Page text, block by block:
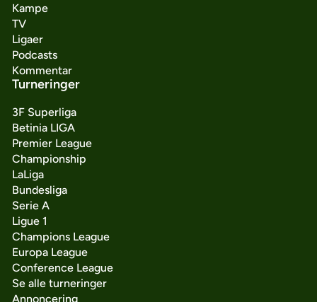
Kampe
TV
Ligaer
Podcasts
Kommentar
Turneringer
3F Superliga
Betinia LIGA
Premier League
Championship
LaLiga
Bundesliga
Serie A
Ligue 1
Champions League
Europa League
Conference League
Se alle turneringer
Annoncering